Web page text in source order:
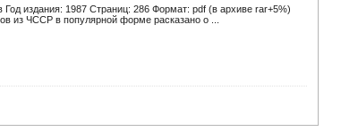
издания: 1987 Страниц: 286 Формат: pdf (в архиве rar+5%)
из ЧССР в популярной форме расказано о ...